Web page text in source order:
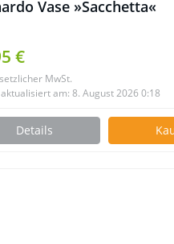
Vase »Sacchetta«
€
MwSt.
am: 8. August 2026 0:18
Details